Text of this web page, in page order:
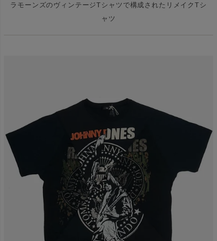
ラモーンズのヴィンテージTシャツで構成されたリメイクTシ
ャツ